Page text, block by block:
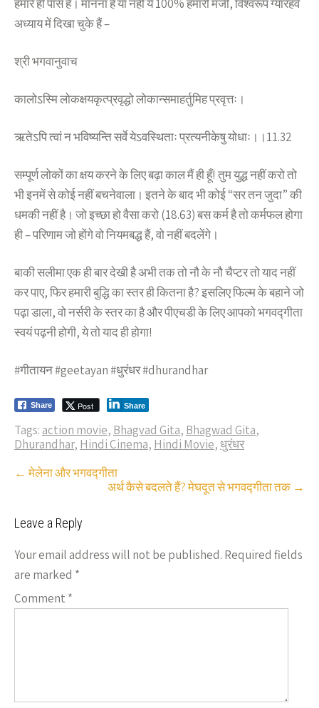
हमारे ही पास है। मानना है या नहीं ये 100% हमारी मर्जी, विश्वरूप ग्यारहवें
अध्याय में दिखा चुके हैं –
श्री भगवानुवाच
कालोऽस्मि लोकक्षयकृत्प्रवृद्धो लोकान्समाहर्तुमिह प्रवृत्तः।
ऋतेऽपि त्वां न भविष्यन्ति सर्वे येऽवस्थिताः प्रत्यनीकेषु योधाः।।11.32
सम्पूर्ण लोकों का क्षय करने के लिए बढ़ा काल मैं ही हूँ! तुम युद्ध नहीं करो तो
भी इनमें से कोई नहीं बचनेवाला। इतने के बाद भी कोई “सर तन जुदा” की
धमकी नहीं है। जो इच्छा हो वैसा करो (18.63) बस कर्म है तो कर्मफल होगा
ही – परिणाम जो होंगे वो नियमबद्ध हैं, वो नहीं बदलेंगे।
बाकी सलीमा एक ही बार देखी है अभी तक तो नौ के नौ चैप्टर तो याद नहीं
कर पाए, फिर हमारी बुद्धि का स्तर ही कितना है? इसलिए फिल्म के बहाने जो
पढ़ा डाला, वो नर्सरी के स्तर का है और पीएचडी के लिए आपको भगवद्गीता
स्वयं पढ़नी होगी, ये तो याद ही होगा!
#गीतायन #geetayan #धुरंधर #dhurandhar
Share Post Share
Tags: action movie, Bhagvad Gita, Bhagwad Gita,
Dhurandhar, Hindi Cinema, Hindi Movie,धुरंधर
Post
← मेलेना और भगवद्गीता
अर्थ कैसे बदलते हैं? मेघदूत से भगवद्गीता तक →
Leave a Reply
Your email address will not be published. Required fields
are marked *
Comment *